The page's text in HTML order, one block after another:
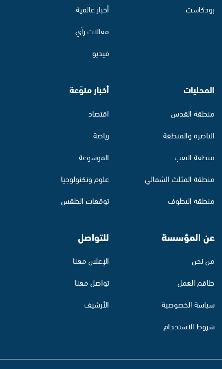
بودكاست
أخبار عالمية
مقالات رأي
فيديو
المحليات
منطقة القدس
الناصرة والمنطقة
منطقة النقب
منطقة المثلث الشمالي
منطقة البطوف
أخبار منوّعة
اقتصاد
رياضة
الموسوعة
علوم وتكنولوجيا
توقعات الطقس
عن المؤسسة
من نحن
طاقم العمل
سياسة الخصوصية
شروط الاستخدام
للتواصل
الإعلان معنا
تواصل معنا
الأرشيف